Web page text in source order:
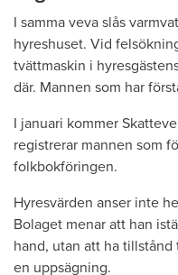
I samma veva slås
hyreshuset. Vid
tvättmaskin i
där. Mannen som har
I januari kommer
registrerar mannen som
folkbokföringen.
Hyresvärden anser inte
Bolaget menar att han
hand, utan att ha
en uppsägning.